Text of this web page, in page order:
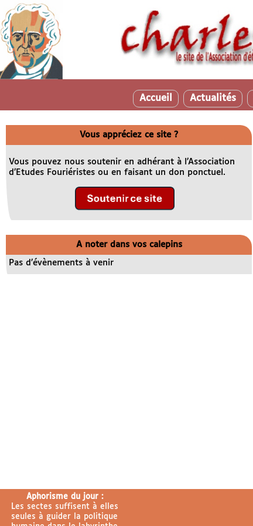
Accueil Actualités
Vous appréciez ce site ?
Vous pouvez nous soutenir en adhérant à l’Association
d’Etudes Fouriéristes ou en faisant un don ponctuel.
A noter dans vos calepins
Pas d’évènements à venir
Aphorisme du jour :
Les sectes suffisent à elles
seules à guider la politique